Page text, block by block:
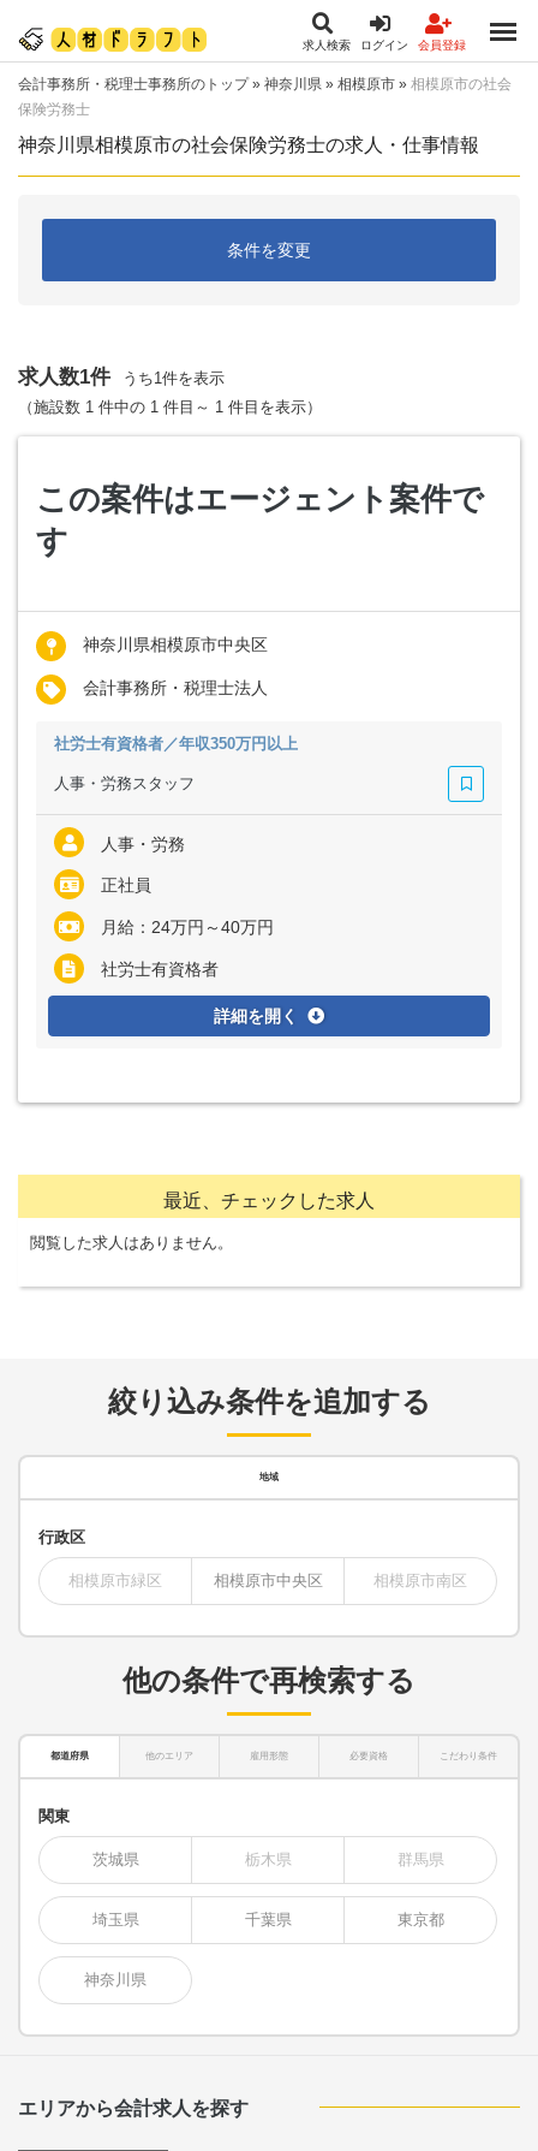
求人検索 ログイン 会員登録
会計事務所・税理士事務所のトップ» 神奈川県 » 相模原市 » 相模原市の社会
保険労務士
神奈川県相模原市の社会保険労務士の求人・仕事情報
条件を変更
求人数1件
うち1件を表示
（施設数 1 件中の 1 件目～ 1 件目を表示）
この案件はエージェント案件で
す
神奈川県相模原市中央区
会計事務所・税理士法人
社労士有資格者／年収350万円以上
人事・労務スタッフ
人事・労務
正社員
月給：24万円～40万円
社労士有資格者
詳細を開く
最近、チェックした求人
閲覧した求人はありません。
絞り込み条件を追加する
地域
行政区
相模原市緑区 相模原市中央区 相模原市南区
他の条件で再検索する
都道府県 他のエリア 雇用形態 必要資格 こだわり条件
関東
茨城県 栃木県 群馬県
埼玉県 千葉県 東京都
神奈川県
エリアから会計求人を探す